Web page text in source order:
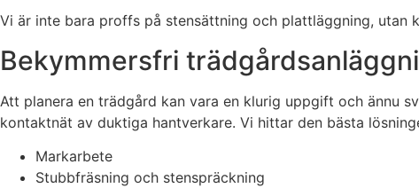
Vi är inte bara proffs på stensättning och plattläggning, utan
Bekymmersfri
Att planera en trädgård kan vara en klurig uppgift och ännu
kontaktnät av duktiga hantverkare. Vi hittar den bästa
Markarbete
Stubbfräsning och stenspräckning